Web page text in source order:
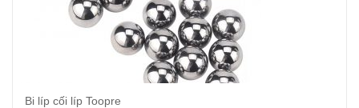
Bi líp cối líp Toopre